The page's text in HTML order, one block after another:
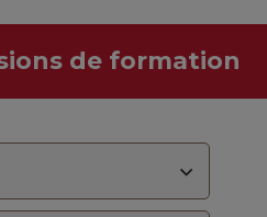
de formation